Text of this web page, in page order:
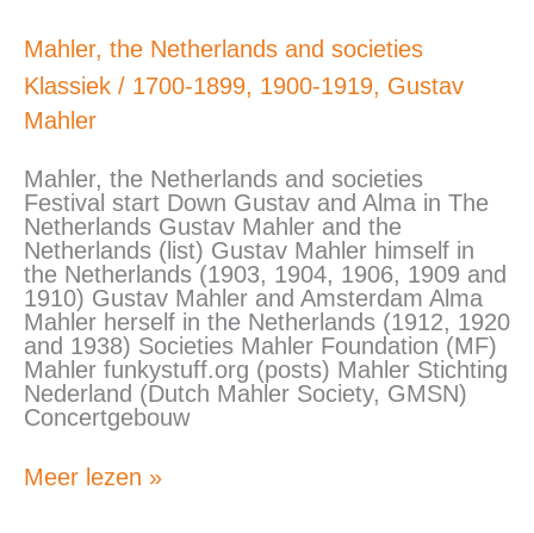
Mahler, the Netherlands and societies
Klassiek / 1700-1899, 1900-1919, Gustav
Mahler
Mahler, the Netherlands and societies
Festival start Down Gustav and Alma in The
Netherlands Gustav Mahler and the
Netherlands (list) Gustav Mahler himself in
the Netherlands (1903, 1904, 1906, 1909 and
1910) Gustav Mahler and Amsterdam Alma
Mahler herself in the Netherlands (1912, 1920
and 1938) Societies Mahler Foundation (MF)
Mahler funkystuff.org (posts) Mahler Stichting
Nederland (Dutch Mahler Society, GMSN)
Concertgebouw
Mahler,
Netherlands
and
Meer lezen »